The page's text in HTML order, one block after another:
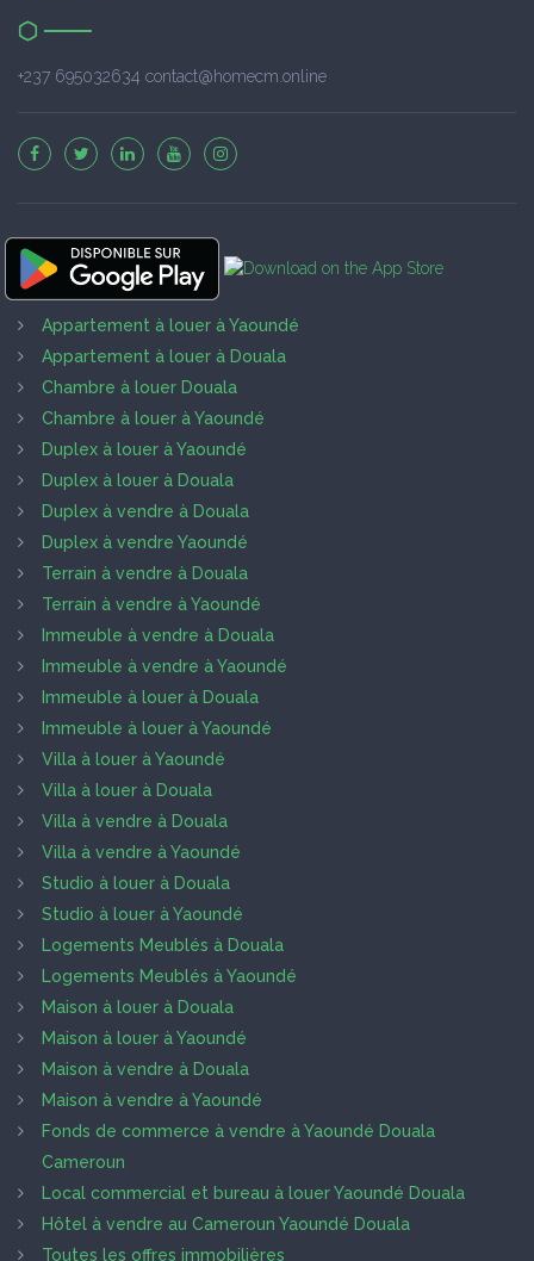
+237 695032634 contact@homecm.online
Appartement à louer à Yaoundé
Appartement à louer à Douala
Chambre à louer Douala
Chambre à louer à Yaoundé
Duplex à louer à Yaoundé
Duplex à louer à Douala
Duplex à vendre à Douala
Duplex à vendre Yaoundé
Terrain à vendre à Douala
Terrain à vendre à Yaoundé
Immeuble à vendre à Douala
Immeuble à vendre à Yaoundé
Immeuble à louer à Douala
Immeuble à louer à Yaoundé
Villa à louer à Yaoundé
Villa à louer à Douala
Villa à vendre à Douala
Villa à vendre à Yaoundé
Studio à louer à Douala
Studio à louer à Yaoundé
Logements Meublés à Douala
Logements Meublés à Yaoundé
Maison à louer à Douala
Maison à louer à Yaoundé
Maison à vendre à Douala
Maison à vendre à Yaoundé
Fonds de commerce à vendre à Yaoundé Douala
Cameroun
Local commercial et bureau à louer Yaoundé Douala
Hôtel à vendre au Cameroun Yaoundé Douala
Toutes les offres immobilières